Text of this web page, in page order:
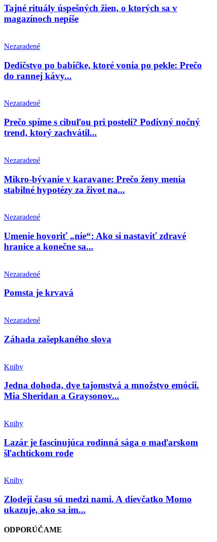
Tajné rituály úspešných žien, o ktorých sa v
magazínoch nepíše
Nezaradené
Dedičstvo po babičke, ktoré vonia po pekle: Prečo
do rannej kávy...
Nezaradené
Prečo spíme s cibuľou pri posteli? Podivný nočný
trend, ktorý zachvátil...
Nezaradené
Mikro-bývanie v karavane: Prečo ženy menia
stabilné hypotézy za život na...
Nezaradené
Umenie hovoriť „nie“: Ako si nastaviť zdravé
hranice a konečne sa...
Nezaradené
Pomsta je krvavá
Nezaradené
Záhada zašepkaného slova
Knihy
Jedna dohoda, dve tajomstvá a množstvo emócií.
Mia Sheridan a Graysonov...
Knihy
Lazár je fascinujúca rodinná sága o maďarskom
šľachtickom rode
Knihy
Zlodeji času sú medzi nami. A dievčatko Momo
ukazuje, ako sa im...
ODPORÚČAME